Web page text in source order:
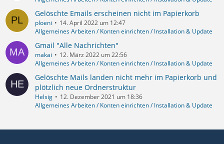
Gelöschte Emails erscheinen nicht im Papierkorb
ploeni
14. April 2022 um 12:47
Allgemeines Arbeiten / Konten einrichten / Installation & Update
Gmail "Alle Nachrichten"
makai
12. März 2022 um 22:56
Allgemeines Arbeiten / Konten einrichten / Installation & Update
Gelöschte Mails landen nicht mehr im Papierkorb und
plötzlich neue Ordnerstruktur
Helsig
12. Dezember 2021 um 18:36
Allgemeines Arbeiten / Konten einrichten / Installation & Update